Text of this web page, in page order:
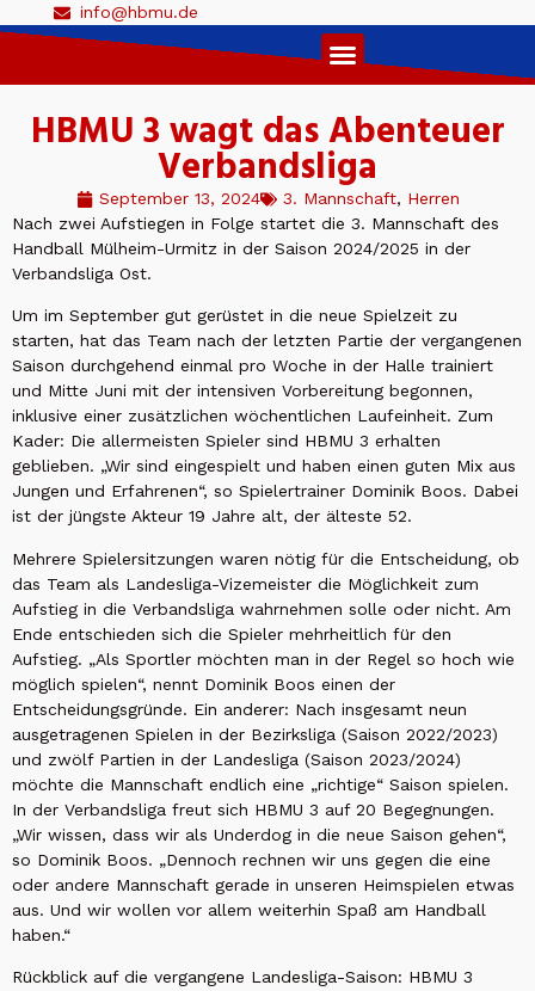
info@hbmu.de
HBMU 3 wagt das Abenteuer
Verbandsliga
September 13, 2024 3. Mannschaft, Herren
Nach zwei Aufstiegen in Folge startet die 3. Mannschaft des
Handball Mülheim-Urmitz in der Saison 2024/2025 in der
Verbandsliga Ost.
Um im September gut gerüstet in die neue Spielzeit zu
starten, hat das Team nach der letzten Partie der vergangenen
Saison durchgehend einmal pro Woche in der Halle trainiert
und Mitte Juni mit der intensiven Vorbereitung begonnen,
inklusive einer zusätzlichen wöchentlichen Laufeinheit. Zum
Kader: Die allermeisten Spieler sind HBMU 3 erhalten
geblieben. „Wir sind eingespielt und haben einen guten Mix aus
Jungen und Erfahrenen“, so Spielertrainer Dominik Boos. Dabei
ist der jüngste Akteur 19 Jahre alt, der älteste 52.
Mehrere Spielersitzungen waren nötig für die Entscheidung, ob
das Team als Landesliga-Vizemeister die Möglichkeit zum
Aufstieg in die Verbandsliga wahrnehmen solle oder nicht. Am
Ende entschieden sich die Spieler mehrheitlich für den
Aufstieg. „Als Sportler möchten man in der Regel so hoch wie
möglich spielen“, nennt Dominik Boos einen der
Entscheidungsgründe. Ein anderer: Nach insgesamt neun
ausgetragenen Spielen in der Bezirksliga (Saison 2022/2023)
und zwölf Partien in der Landesliga (Saison 2023/2024)
möchte die Mannschaft endlich eine „richtige“ Saison spielen.
In der Verbandsliga freut sich HBMU 3 auf 20 Begegnungen.
„Wir wissen, dass wir als Underdog in die neue Saison gehen“,
so Dominik Boos. „Dennoch rechnen wir uns gegen die eine
oder andere Mannschaft gerade in unseren Heimspielen etwas
aus. Und wir wollen vor allem weiterhin Spaß am Handball
haben.“
Rückblick auf die vergangene Landesliga-Saison: HBMU 3